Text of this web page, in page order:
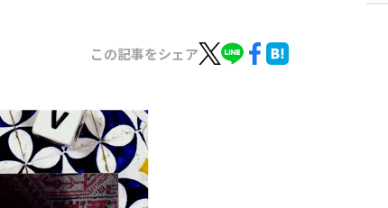
この記事をシェア